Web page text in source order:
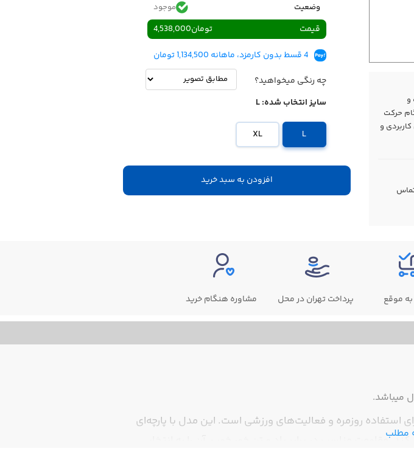
و
حرکت
و
وضعیت
موجود
قیمت 4,538,000تومان
4 قسط بدون کارمزد، ماهانه 1,134,500 تومان
چه رنگی میخواهید؟
سایز انتخاب شده:L
L
XL
موقع پرداخت تهران در محل مشاوره هنگام خرید
میباشد.
استفاده روزمره و فعالیت‌های ورزشی است. این مدل با پارچه‌ای
مقاومت مناسب در برابر باد و تن خور خوب، آن را به انتخابی
مطلب